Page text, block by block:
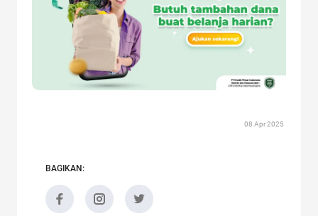
08 Apr 2025
BAGIKAN: